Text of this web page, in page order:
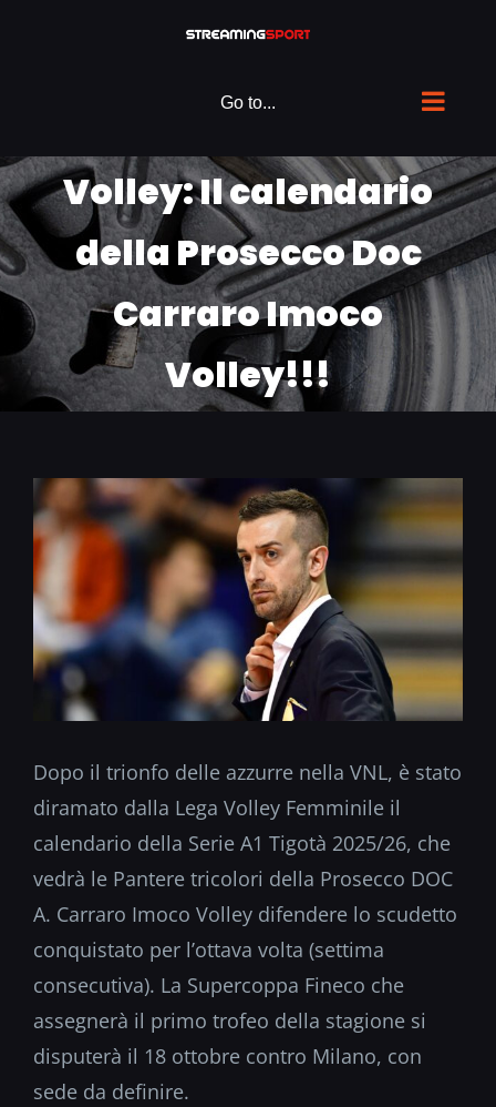
Go to...
Volley: Il calendario
della Prosecco Doc
Carraro Imoco
Volley!!!
Dopo il trionfo delle azzurre nella VNL, è stato
diramato dalla Lega Volley Femminile il
calendario della Serie A1 Tigotà 2025/26, che
vedrà le Pantere tricolori della Prosecco DOC
A. Carraro Imoco Volley difendere lo scudetto
conquistato per l’ottava volta (settima
consecutiva). La Supercoppa Fineco che
assegnerà il primo trofeo della stagione si
disputerà il 18 ottobre contro Milano, con
sede da definire.